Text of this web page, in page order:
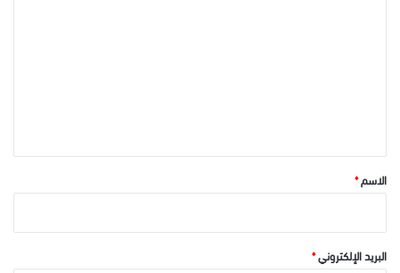
*الاسم*
البريد الإلكتروني*